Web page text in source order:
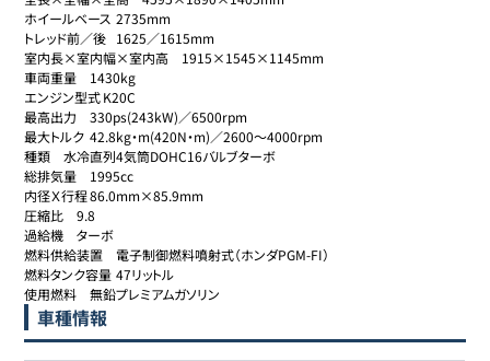
ホイールベース	2735mm
トレッド前／後	1625／1615mm
室内長×室内幅×室内高	1915×1545×1145mm
車両重量	1430kg
エンジン型式	K20C
最高出力	330ps(243kW)／6500rpm
最大トルク	42.8kg・m(420N・m)／2600～4000rpm
種類	水冷直列4気筒DOHC16バルブターボ
総排気量	1995cc
内径Ｘ行程	86.0mm×85.9mm
圧縮比	9.8
過給機	ターボ
燃料供給装置	電子制御燃料噴射式（ホンダPGM-FI）
燃料タンク容量	47リットル
使用燃料	無鉛プレミアムガソリン
車種情報